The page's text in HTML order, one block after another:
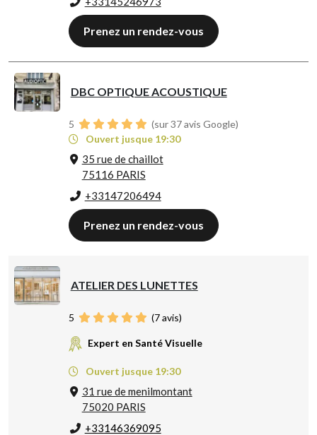
Prenez un rendez-vous
DBC OPTIQUE ACOUSTIQUE
5
(sur 37 avis Google)
Ouvert jusque 19:30
35 rue de chaillot
75116 PARIS
+33147206494
Prenez un rendez-vous
ATELIER DES LUNETTES
5 (7avis)
Expert en Santé Visuelle
Ouvert jusque 19:30
31 rue de menilmontant
75020 PARIS
+33146369095